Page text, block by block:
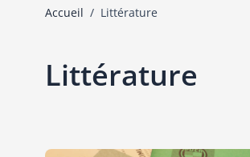
Accueil / Littérature
Littérature